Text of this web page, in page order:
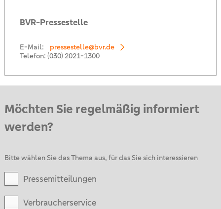
BVR-Pressestelle
E-Mail:
pressestelle@bvr.de
Telefon: (030) 2021-1300
Möchten Sie regelmäßig informiert
werden?
Bitte wählen Sie das Thema aus, für das Sie sich interessieren
Pressemitteilungen
Verbraucherservice